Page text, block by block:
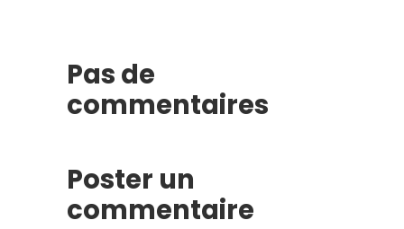
Pas de
commentaires
Poster un
commentaire